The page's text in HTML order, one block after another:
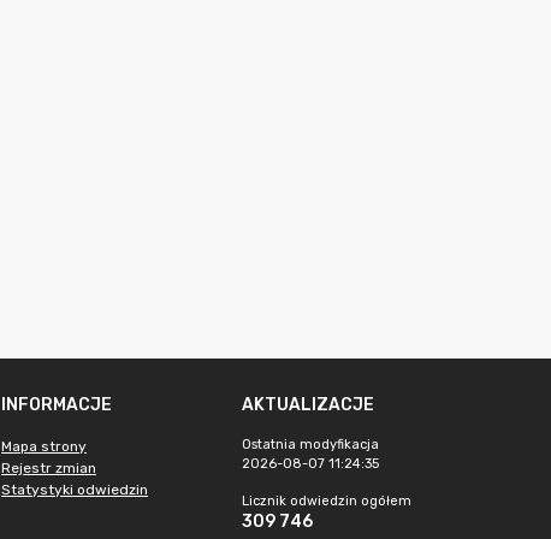
INFORMACJE
Mapa strony
Rejestr zmian
Statystyki odwiedzin
AKTUALIZACJE
Ostatnia modyfikacja
2026-08-07 11:24:35
Licznik odwiedzin ogółem
309 746